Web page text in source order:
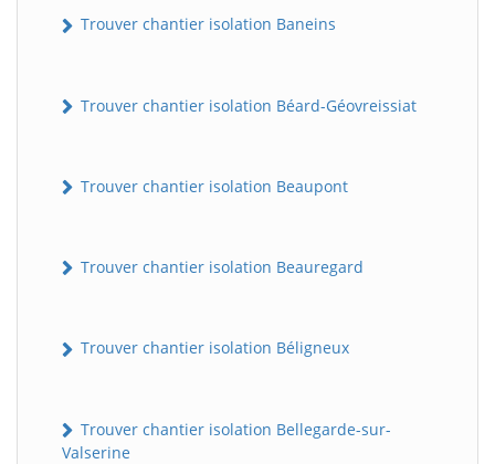
Trouver chantier isolation Baneins
Trouver chantier isolation Béard-Géovreissiat
Trouver chantier isolation Beaupont
Trouver chantier isolation Beauregard
Trouver chantier isolation Béligneux
Trouver chantier isolation Bellegarde-sur-
Valserine